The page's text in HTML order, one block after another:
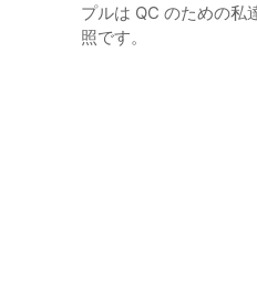
プルは QC のための私
照です。